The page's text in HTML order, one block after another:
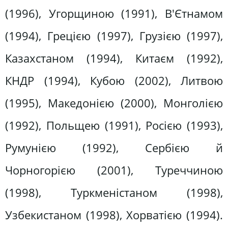
(1996), Угорщиною (1991), В'Єтнамом
(1994), Грецією (1997), Грузією (1997),
Казахстаном (1994), Китаєм (1992),
КНДР (1994), Кубою (2002), Литвою
(1995), Македонією (2000), Монголією
(1992), Польщею (1991), Росією (1993),
Румунією (1992), Сербією й
Чорногорією (2001), Туреччиною
(1998), Туркменістаном (1998),
Узбекистаном (1998), Хорватією (1994).